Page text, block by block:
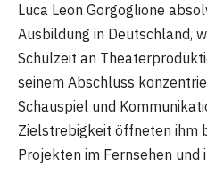
Luca Leon Gorgoglione
Ausbildung in Deutschland,
Schulzeit an
seinem Abschluss
Schauspiel und
Zielstrebigkeit öffneten ihm
Projekten im Fernsehen und